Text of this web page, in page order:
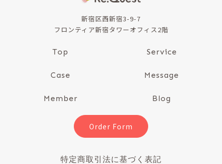
新宿区西新宿3-9-7
フロンティア新宿タワーオフィス2階
Top Service
Case Message
Member Blog
Order Form
特定商取引法に基づく表記